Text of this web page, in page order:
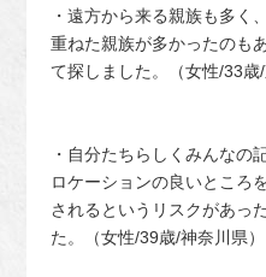
・遠方から来る親族も多く
重ねた親族が多かったのも
て探しました。（女性/33歳/
・自分たちらしくみんなの
ロケーションの良いところ
されるというリスクがあっ
た。（女性/39歳/神奈川県）